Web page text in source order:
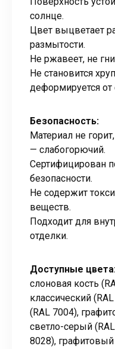
солнце.
Цвет выцветает
размытости.
Не ржавеет, не
Не становится
деформируется от
Безопасность:
Материал не
— слабогорючий.
Сертифицирован
безопасности.
Не содержит
веществ.
Подходит для
отделки.
Доступные
слоновая кость
классический
(RAL 7004),
светло-серый
8028),